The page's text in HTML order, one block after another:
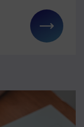
dettagli su: Il